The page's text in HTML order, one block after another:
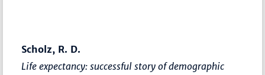
Scholz, R. D.
Life expectancy: successful story of demographic